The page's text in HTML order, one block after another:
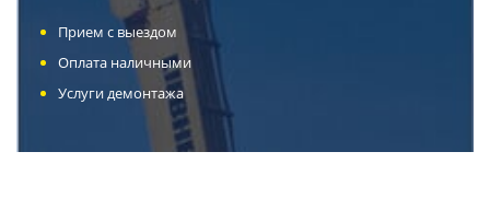
Прием с выездом
Оплата наличными
Услуги демонтажа